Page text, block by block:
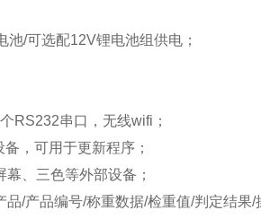
/可选配12V锂电池组供电；
RS232串口，无线wifi；
，可用于更新程序；
、三色等外部设备；
/产品编号/称重数据/检重值/判定结果/